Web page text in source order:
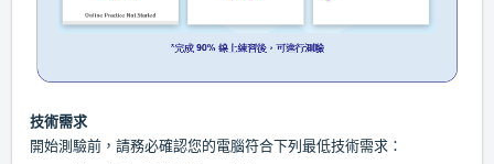
技術需求
開始測驗前，請務必確認您的電腦符合下列最低技術需求：